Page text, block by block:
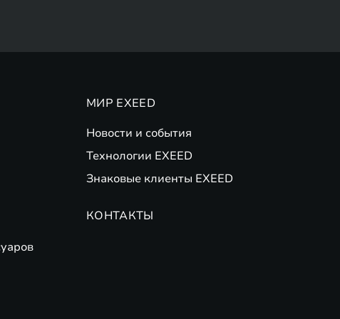
МИР EXEED
Новости и события
Технологии EXEED
Знаковые клиенты EXEED
КОНТАКТЫ